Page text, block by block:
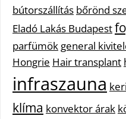
bútorszállítás bőrönd
Eladó Lakás Budapest
parfümök general
Hongrie Hair transplant
infraszauna
klíma konvektor árak